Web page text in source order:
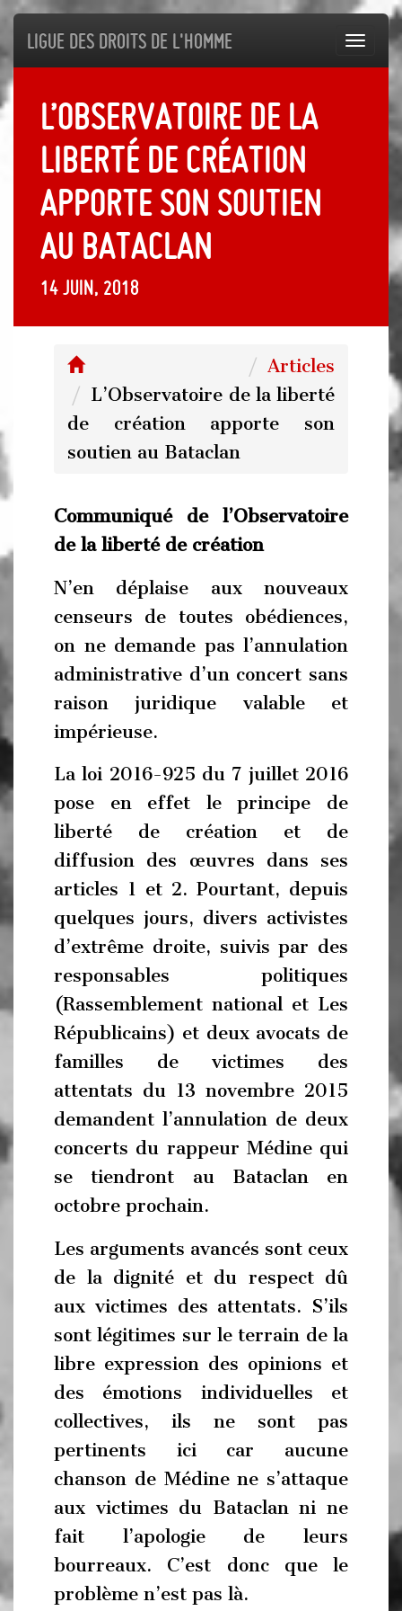
Ligue des droits de l'Homme
L’Observatoire de la
liberté de création
apporte son soutien
au Bataclan
14 juin, 2018
Articles
L’Observatoire de la liberté
de création apporte son
soutien au Bataclan
Communiqué de l’Observatoire
de la liberté de création
N’en déplaise aux nouveaux
censeurs de toutes obédiences,
on ne demande pas l’annulation
administrative d’un concert sans
raison juridique valable et
impérieuse.
La loi 2016-925 du 7 juillet 2016
pose en effet le principe de
liberté de création et de
diffusion des œuvres dans ses
articles 1 et 2. Pourtant, depuis
quelques jours, divers activistes
d’extrême droite, suivis par des
responsables politiques
(Rassemblement national et Les
Républicains) et deux avocats de
familles de victimes des
attentats du 13 novembre 2015
demandent l’annulation de deux
concerts du rappeur Médine qui
se tiendront au Bataclan en
octobre prochain.
Les arguments avancés sont ceux
de la dignité et du respect dû
aux victimes des attentats. S’ils
sont légitimes sur le terrain de la
libre expression des opinions et
des émotions individuelles et
collectives, ils ne sont pas
pertinents ici car aucune
chanson de Médine ne s’attaque
aux victimes du Bataclan ni ne
fait l’apologie de leurs
bourreaux. C’est donc que le
problème n’est pas là.